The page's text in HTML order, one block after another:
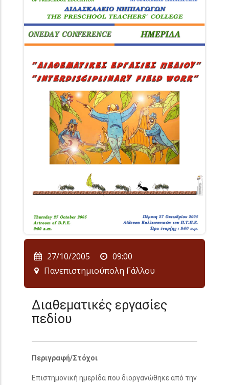
27/10/2005
09:00
Πανεπιστημιούπολη Γάλλου
Διαθεματικές εργασίες
πεδίου
Περιγραφή/Στόχοι
Επιστημονική ημερίδα που διοργανώθηκε από την